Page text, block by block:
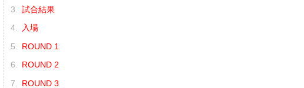
試合結果
入場
ROUND 1
ROUND 2
ROUND 3